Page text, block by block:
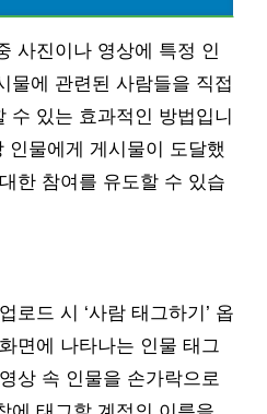
사진이나 영상에 특정 인
물에 관련된 사람들을 직접
수 있는 효과적인 방법입니
인물에게 게시물이 도달했
한 참여를 유도할 수 있습
로드 시 ‘사람 태그하기’ 옵
면에 나타나는 인물 태그
상 속 인물을 손가락으로